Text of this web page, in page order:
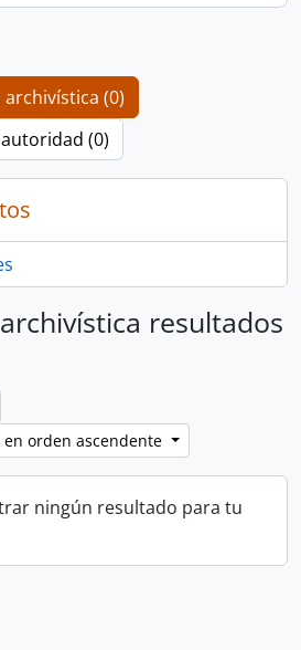
(0)
(0)
resultados
orden ascendente
ningún resultado para tu